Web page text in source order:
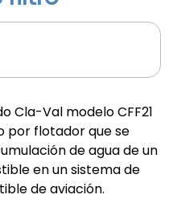
Cla-Val modelo CFF21
por flotador que se
de agua de un
en un sistema de
de aviación.